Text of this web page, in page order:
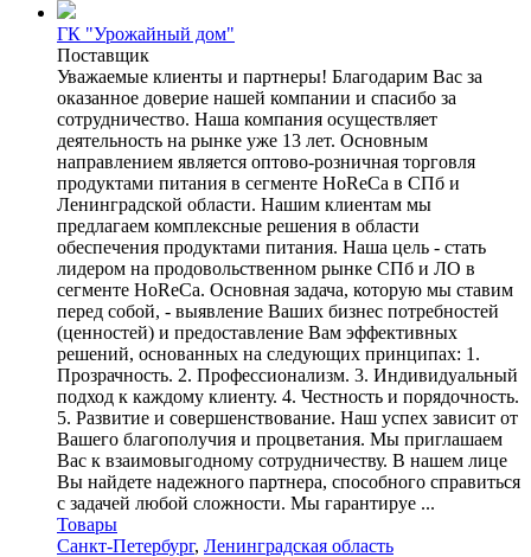
ГК "Урожайный дом"
Поставщик
Уважаемые клиенты и партнеры! Благодарим Вас за
оказанное доверие нашей компании и спасибо за
сотрудничество. Наша компания осуществляет
деятельность на рынке уже 13 лет. Основным
направлением является оптово-розничная торговля
продуктами питания в сегменте HoReCa в СПб и
Ленинградской области. Нашим клиентам мы
предлагаем комплексные решения в области
обеспечения продуктами питания. Наша цель - стать
лидером на продовольственном рынке СПб и ЛО в
сегменте HoReCa. Основная задача, которую мы ставим
перед собой, - выявление Ваших бизнес потребностей
(ценностей) и предоставление Вам эффективных
решений, основанных на следующих принципах: 1.
Прозрачность. 2. Профессионализм. 3. Индивидуальный
подход к каждому клиенту. 4. Честность и порядочность.
5. Развитие и совершенствование. Наш успех зависит от
Вашего благополучия и процветания. Мы приглашаем
Вас к взаимовыгодному сотрудничеству. В нашем лице
Вы найдете надежного партнера, способного справиться
с задачей любой сложности. Мы гарантируе ...
Товары
Санкт-Петербург, Ленинградская область